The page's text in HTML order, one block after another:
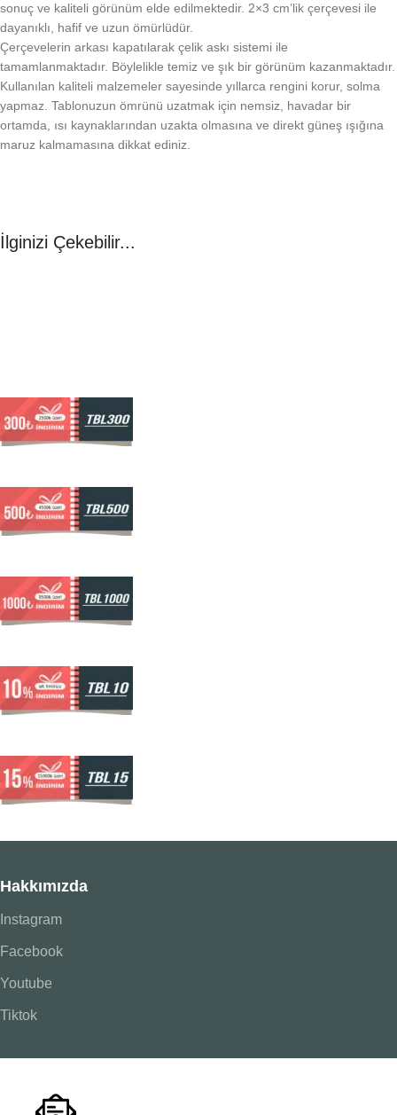
sonuç ve kaliteli görünüm elde edilmektedir. 2×3 cm’lik çerçevesi ile
dayanıklı, hafif ve uzun ömürlüdür.
Çerçevelerin arkası kapatılarak çelik askı sistemi ile
tamamlanmaktadır. Böylelikle temiz ve şık bir görünüm kazanmaktadır.
Kullanılan kaliteli malzemeler sayesinde yıllarca rengini korur, solma
yapmaz. Tablonuzun ömrünü uzatmak için nemsiz, havadar bir
ortamda, ısı kaynaklarından uzakta olmasına ve direkt güneş ışığına
maruz kalmamasına dikkat ediniz.
İlginizi Çekebilir...
Hakkımızda
Instagram
Facebook
Youtube
Tiktok